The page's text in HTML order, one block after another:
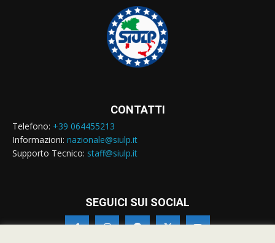
CONTATTI
Telefono: +39 064455213
Informazioni: nazionale@siulp.it
Supporto Tecnico: staff@siulp.it
SEGUICI SUI SOCIAL